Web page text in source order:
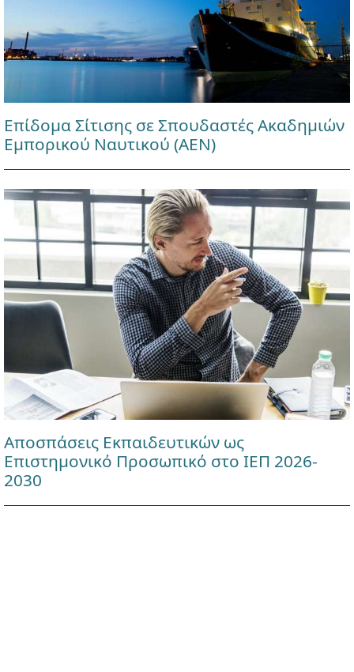
Επίδομα Σίτισης σε Σπουδαστές Ακαδημιών
Εμπορικού Ναυτικού (ΑΕΝ)
Αποσπάσεις Εκπαιδευτικών ως
Επιστημονικό Προσωπικό στο ΙΕΠ 2026-
2030